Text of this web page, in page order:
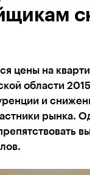
цены на
области
и
рынка.